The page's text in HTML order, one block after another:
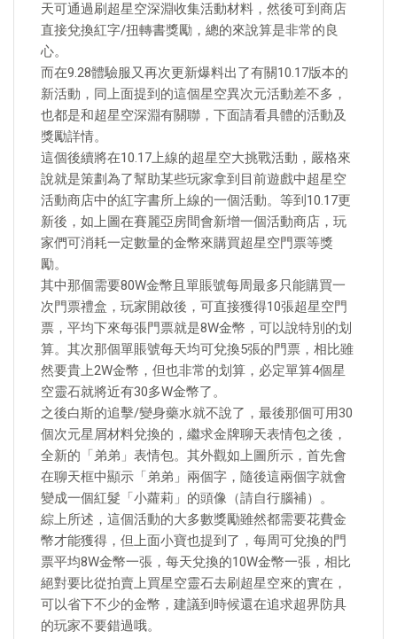
天可通過刷超星空深淵收集活動材料，然後可到商店
直接兌換紅字/扭轉書獎勵，總的來說算是非常的良
心。
而在9.28體驗服又再次更新爆料出了有關10.17版本的
新活動，同上面提到的這個星空異次元活動差不多，
也都是和超星空深淵有關聯，下面請看具體的活動及
獎勵詳情。
這個後續將在10.17上線的超星空大挑戰活動，嚴格來
說就是策劃為了幫助某些玩家拿到目前遊戲中超星空
活動商店中的紅字書所上線的一個活動。等到10.17更
新後，如上圖在賽麗亞房間會新增一個活動商店，玩
家們可消耗一定數量的金幣來購買超星空門票等獎
勵。
其中那個需要80W金幣且單賬號每周最多只能購買一
次門票禮盒，玩家開啟後，可直接獲得10張超星空門
票，平均下來每張門票就是8W金幣，可以說特別的划
算。其次那個單賬號每天均可兌換5張的門票，相比雖
然要貴上2W金幣，但也非常的划算，必定單算4個星
空靈石就將近有30多W金幣了。
之後白斯的追擊/變身藥水就不說了，最後那個可用30
個次元星屑材料兌換的，繼求金牌聊天表情包之後，
全新的「弟弟」表情包。其外觀如上圖所示，首先會
在聊天框中顯示「弟弟」兩個字，隨後這兩個字就會
變成一個紅髮「小蘿莉」的頭像（請自行腦補）。
綜上所述，這個活動的大多數獎勵雖然都需要花費金
幣才能獲得，但上面小寶也提到了，每周可兌換的門
票平均8W金幣一張，每天兌換的10W金幣一張，相比
絕對要比從拍賣上買星空靈石去刷超星空來的實在，
可以省下不少的金幣，建議到時候還在追求超界防具
的玩家不要錯過哦。